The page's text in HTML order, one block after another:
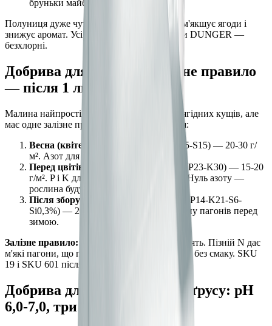
бруньки майбутнього сезону.
Полуниця дуже чутлива до хлору: KCl розм'якшує ягоди і
знижує аромат. Усі рекомендовані продукти DUNGER —
безхлорні.
Добрива для малини: залізне правило
— після 1 липня без азоту
Малина найпростіша у підживленні серед ягідних кущів, але
має одне залізне правило. Три підживлення:
Весна (квітень):
SKU 1 (N12-P15-K15-S15) — 20-30 г/
м². Азот для нових пагонів.
Перед цвітінням (травень):
SKU 19 (P23-K30) — 15-20
г/м². P і K для великих солодких ягід. Нуль азоту —
рослина будує врожай, а не листя.
Після збору (вересень):
SKU 601 (N5-P14-K21-S6-
Si0,3%) — 20-25 г/м². Зміцнює деревину пагонів перед
зимою.
Залізне правило: після 1 липня азот не вносять. Пізній N дає
м'які пагони, що підмерзають узимку, і ягоди без смаку. SKU
19 і SKU 601 після липня — допустимі.
Добрива для смородини та аґрусу: pH
6,0-7,0, три підживлення